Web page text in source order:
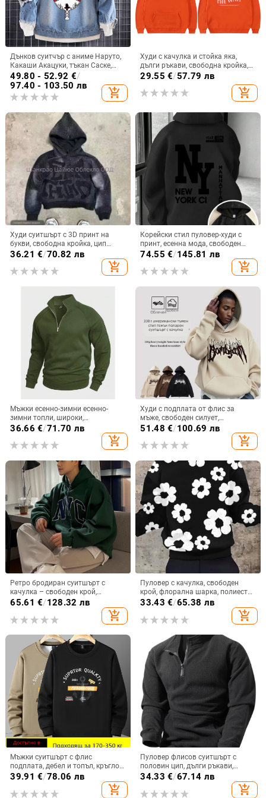
Дънков суитчър с аниме Наруто,
Какаши Акацуки, тъкан Саске,
периферно, модно дънково яке,
дрехи
49.80 - 52.92 €/
97.40 - 103.50 лв
add_shopping_cart
Худи с качулка и стойка яка,
дълги ръкави, свободна кройка,
печат/рисуван дизайн, джоб
патч, спортен стил, за възрастни
29.55 €/57.79 лв
add_shopping_cart
Худи суитшърт с 3D принт на
букви, свободна кройка, цип
отпред, триизмерен джоб с
36.21 €/70.82 лв
add_shopping_cart
Корейски стил пуловер-худи с
принт, есенна мода, свободен
силует, полиестер 96%
74.55 €/145.81 лв
add_shopping_cart
Мъжки есенно-зимни есенно-
зимни топли, широки,
едноцветни, ежедневни якета за
американски стил
36.66 €/71.70 лв
add_shopping_cart
Худи с подплата от флис за
мъже, свободен силует,
бродирани букви и 3D джоб
51.48 €/100.69 лв
add_shopping_cart
Ретро бродиран суитшърт с
качулка – свободен крой,
корейски стил, памук 55% /
полиестер 45%, 180–200 g/m²
65.61 €/128.32 лв
add_shopping_cart
Пуловер с качулка, свободен
крой, флорална шарка, полиестер
96%+, тегло 250–300 g
33.43 €/65.38 лв
add_shopping_cart
Мъжки суитшърт с флис
подплата, дебел и топъл, кръгло
деколте, свободен силует, дълги
ръкави, плюс размер, зима,
ежедневен стил
39.91 €/78.06 лв
add_shopping_cart
Пуловер флисов суитшърт с
половин цип, дълги ръкави,
свободна кройка, без подплата,
джоб за ръка, 96% полиестер
34.33 €/67.14 лв
add_shopping_cart